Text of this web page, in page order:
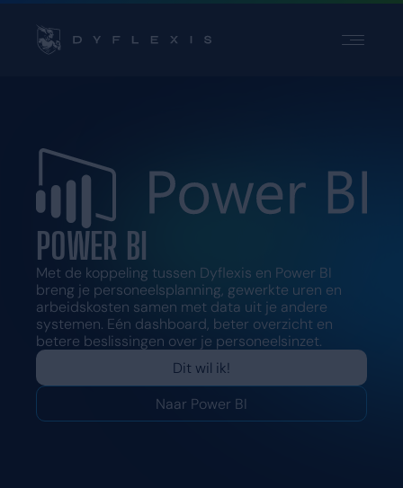
PARTNERS
Contact
Support
Login
Kies een taal
PARTNERS
Contact
Support
Login
Vraag een demo aan
POWER BI
Met de koppeling tussen Dyflexis en Power BI
breng je personeelsplanning, gewerkte uren en
arbeidskosten samen met data uit je andere
systemen. Eén dashboard, beter overzicht en
betere beslissingen over je personeelsinzet.
Dit wil ik!
Naar Power BI